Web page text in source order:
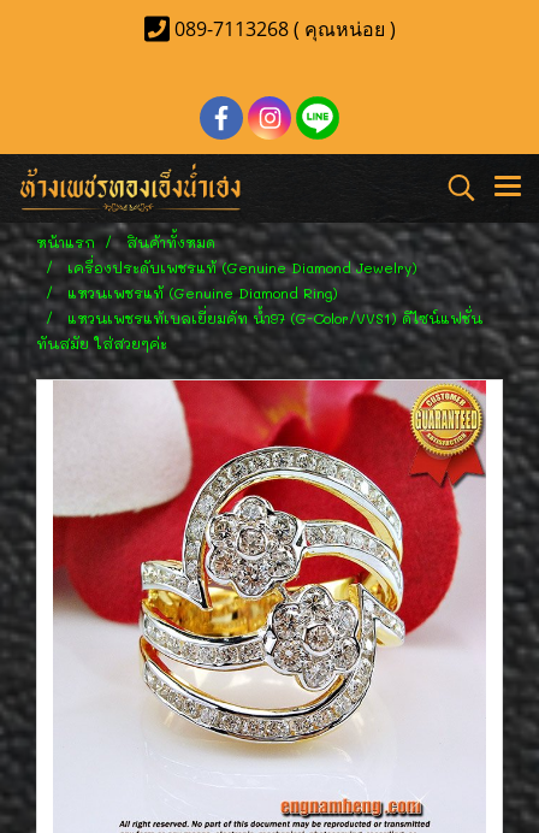
089-7113268 ( คุณหน่อย )
หน้าแรก
สินค้าทั้งหมด
เครื่องประดับเพชรแท้ (Genuine Diamond Jewelry)
แหวนเพชรแท้ (Genuine Diamond Ring)
แหวนเพชรแท้เบลเยี่ยมคัท น้ำ97 (G-Color/VVS1) ดีไซน์แฟชั่น
ทันสมัย ใส่สวยๆค่ะ